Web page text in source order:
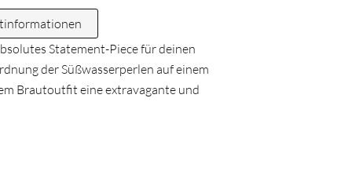
Statement-Piece für deinen
der Süßwasserperlen auf einem
Brautoutfit eine extravagante und